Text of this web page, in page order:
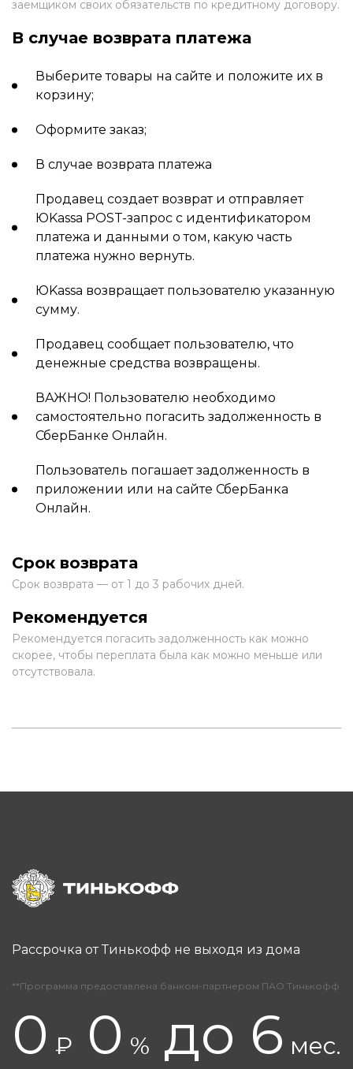
заемщиком своих обязательств по кредитному договору.
В случае возврата платежа
Выберите товары на сайте и положите их в
корзину;
Оформите заказ;
В случае возврата платежа
Продавец создает возврат и отправляет
ЮKassa POST-запрос с идентификатором
платежа и данными о том, какую часть
платежа нужно вернуть.
ЮKassa возвращает пользователю указанную
сумму.
Продавец сообщает пользователю, что
денежные средства возвращены.
ВАЖНО! Пользователю необходимо
самостоятельно погасить задолженность в
СберБанке Онлайн.
Пользователь погашает задолженность в
приложении или на сайте СберБанка
Онлайн.
Срок возврата
Срок возврата — от 1 до 3 рабочих дней.
Рекомендуется
Рекомендуется погасить задолженность как можно
скорее, чтобы переплата была как можно меньше или
отсутствовала.
Рассрочка от Тинькофф не выходя из дома
**Программа предоставлена банком-партнером ПАО Тинькофф
0 ₽ 0 % до 6 мес.